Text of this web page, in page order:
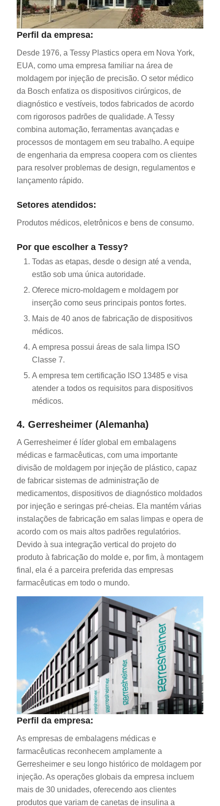
Perfil da empresa:
Desde 1976, a Tessy Plastics opera em Nova York,
EUA, como uma empresa familiar na área de
moldagem por injeção de precisão. O setor médico
da Bosch enfatiza os dispositivos cirúrgicos, de
diagnóstico e vestíveis, todos fabricados de acordo
com rigorosos padrões de qualidade. A Tessy
combina automação, ferramentas avançadas e
processos de montagem em seu trabalho. A equipe
de engenharia da empresa coopera com os clientes
para resolver problemas de design, regulamentos e
lançamento rápido.
Setores atendidos:
Produtos médicos, eletrônicos e bens de consumo.
Por que escolher a Tessy?
Todas as etapas, desde o design até a venda,
estão sob uma única autoridade.
Oferece micro-moldagem e moldagem por
inserção como seus principais pontos fortes.
Mais de 40 anos de fabricação de dispositivos
médicos.
A empresa possui áreas de sala limpa ISO
Classe 7.
A empresa tem certificação ISO 13485 e visa
atender a todos os requisitos para dispositivos
médicos.
4. Gerresheimer (Alemanha)
A Gerresheimer é líder global em embalagens
médicas e farmacêuticas, com uma importante
divisão de moldagem por injeção de plástico, capaz
de fabricar sistemas de administração de
medicamentos, dispositivos de diagnóstico moldados
por injeção e seringas pré-cheias. Ela mantém várias
instalações de fabricação em salas limpas e opera de
acordo com os mais altos padrões regulatórios.
Devido à sua integração vertical do projeto do
produto à fabricação do molde e, por fim, à montagem
final, ela é a parceira preferida das empresas
farmacêuticas em todo o mundo.
Perfil da empresa:
As empresas de embalagens médicas e
farmacêuticas reconhecem amplamente a
Gerresheimer e seu longo histórico de moldagem por
injeção. As operações globais da empresa incluem
mais de 30 unidades, oferecendo aos clientes
produtos que variam de canetas de insulina a